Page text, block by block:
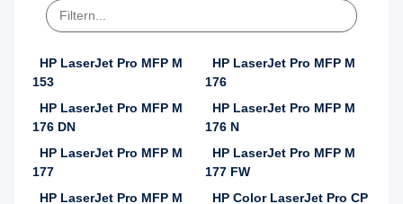
HP LaserJet Pro MFP M
153
HP LaserJet Pro MFP M
176
HP LaserJet Pro MFP M
176 DN
HP LaserJet Pro MFP M
176 N
HP LaserJet Pro MFP M
177
HP LaserJet Pro MFP M
177 FW
HP LaserJet Pro MFP M
HP Color LaserJet Pro CP